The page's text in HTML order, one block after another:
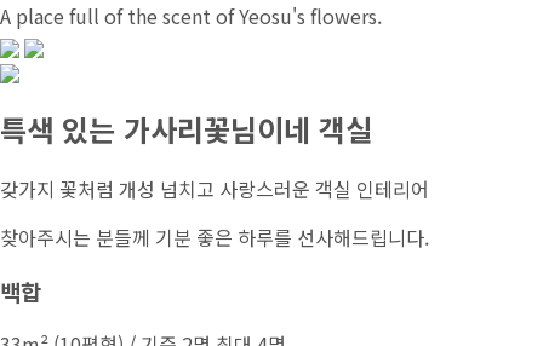
A place full of the scent of Yeosu's flowers.
특색 있는 가사리꽃님이네 객실
갖가지 꽃처럼 개성 넘치고 사랑스러운 객실 인테리어
찾아주시는 분들께 기분 좋은 하루를 선사해드립니다.
백합